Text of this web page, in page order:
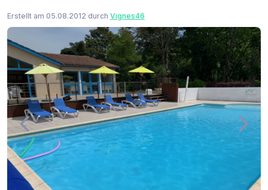
Erstellt am 05.08.2012 durch Vignes46